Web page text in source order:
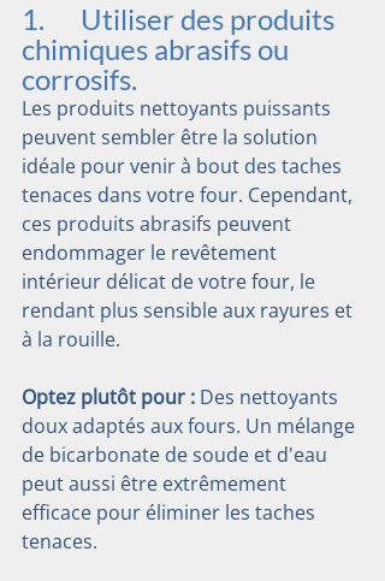
1.      Utiliser des produits
chimiques abrasifs ou
corrosifs.
Les produits nettoyants puissants
peuvent sembler être la solution
idéale pour venir à bout des taches
tenaces dans votre four. Cependant,
ces produits abrasifs peuvent
endommager le revêtement
intérieur délicat de votre four, le
rendant plus sensible aux rayures et
à la rouille.
Optez plutôt pour : Des nettoyants
doux adaptés aux fours. Un mélange
de bicarbonate de soude et d'eau
peut aussi être extrêmement
efficace pour éliminer les taches
tenaces.